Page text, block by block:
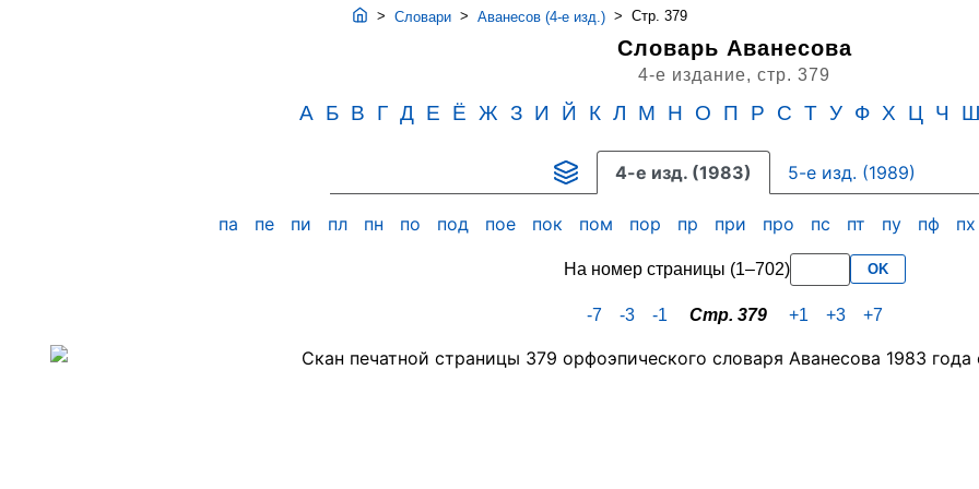
> Словари > Аванесов (4-е изд.) > Стр. 379
Словарь Аванесова
4-е издание, стр. 379
А Б В Г Д Е Ё Ж З И Й К Л М Н О П Р С Т У Ф Х Ц Ч Ш
4-е изд. (1983) 5-е изд. (1989)
па пе пи пл пн по под пое пок пом пор пр при про пс пт пу пф
На номер страницы (1–702) OK
-7 -3 -1 Стр. 379 +1 +3 +7
Скан